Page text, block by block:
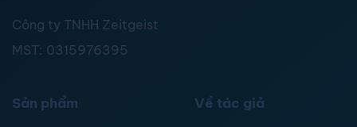
Công ty TNHH Zeitgeist
MST: 0315976395
Sản phẩm Về tác giả